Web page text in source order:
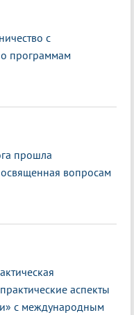
с
программам
прошла
вопросам
аспекты
с международным